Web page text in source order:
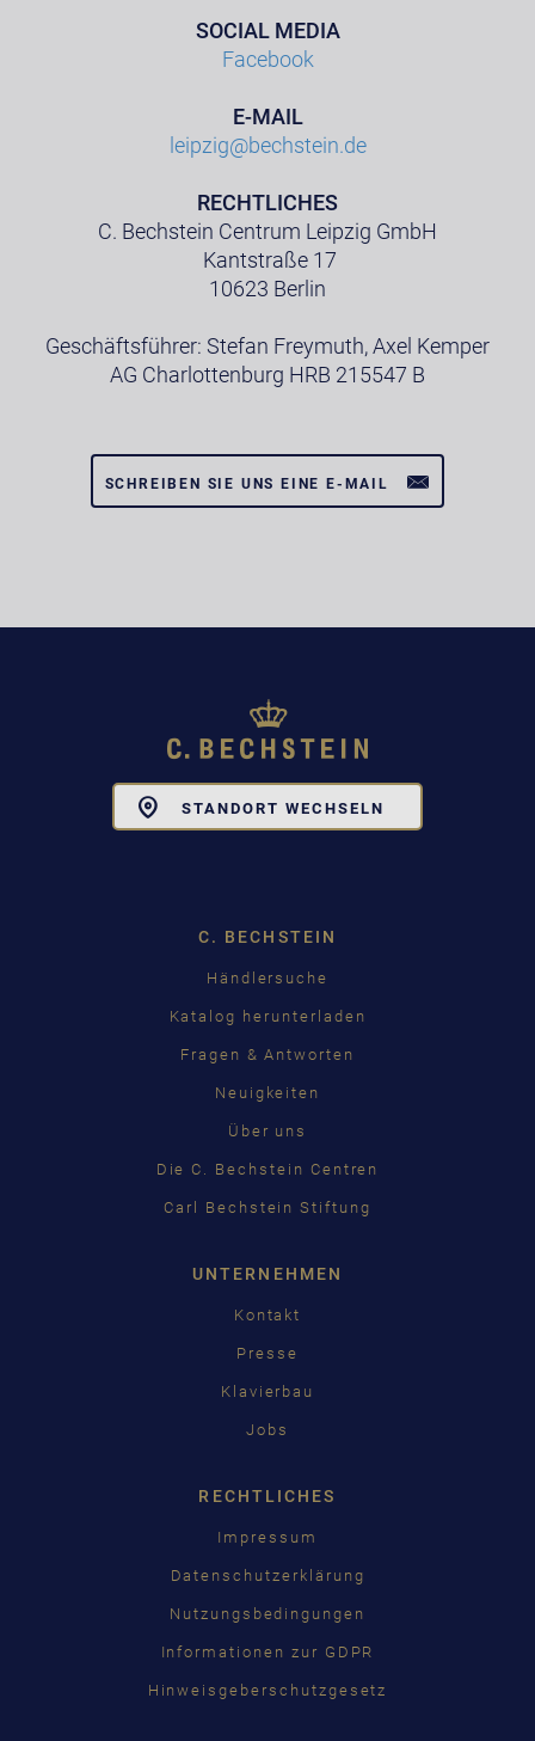
SOCIAL MEDIA
Facebook
E-MAIL
leipzig@bechstein.de
RECHTLICHES
C. Bechstein Centrum Leipzig GmbH
Kantstraße 17
10623 Berlin
Geschäftsführer: Stefan Freymuth, Axel Kemper
AG Charlottenburg HRB 215547 B
SCHREIBEN SIE UNS EINE E-MAIL
STANDORT WECHSELN
C. BECHSTEIN
Händlersuche
Katalog herunterladen
Fragen & Antworten
Neuigkeiten
Über uns
Die C. Bechstein Centren
Carl Bechstein Stiftung
UNTERNEHMEN
Kontakt
Presse
Klavierbau
Jobs
RECHTLICHES
Impressum
Datenschutzerklärung
Nutzungsbedingungen
Informationen zur GDPR
Hinweisgeberschutzgesetz